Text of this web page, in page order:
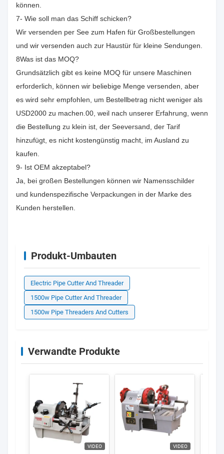
können.
7- Wie soll man das Schiff schicken?
Wir versenden per See zum Hafen für Großbestellungen
und wir versenden auch zur Haustür für kleine Sendungen.
8Was ist das MOQ?
Grundsätzlich gibt es keine MOQ für unsere Maschinen
erforderlich, können wir beliebige Menge versenden, aber
es wird sehr empfohlen, um Bestellbetrag nicht weniger als
USD2000 zu machen.00, weil nach unserer Erfahrung, wenn
die Bestellung zu klein ist, der Seeversand, der Tarif
hinzufügt, es nicht kostengünstig macht, im Ausland zu
kaufen.
9- Ist OEM akzeptabel?
Ja, bei großen Bestellungen können wir Namensschilder
und kundenspezifische Verpackungen in der Marke des
Kunden herstellen.
Produkt-Umbauten
Electric Pipe Cutter And Threader
1500w Pipe Cutter And Threader
1500w Pipe Threaders And Cutters
Verwandte Produkte
VIDEO VIDEO